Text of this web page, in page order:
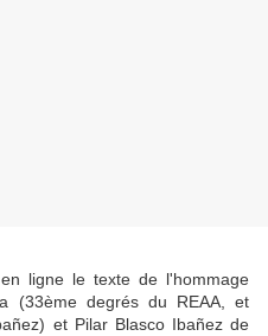
ligne le texte de l'hommage
(33ème degrés du REAA, et
et Pilar Blasco Ibañez de